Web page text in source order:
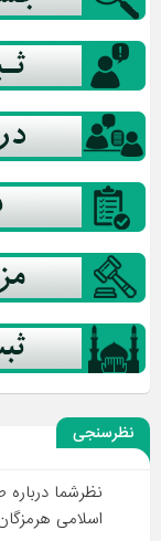
نظرسنجی
نظرشما
اسلامی